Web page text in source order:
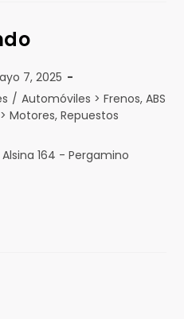
7, 2025
/ Automóviles > Frenos, ABS
Motores, Repuestos
164 - Pergamino